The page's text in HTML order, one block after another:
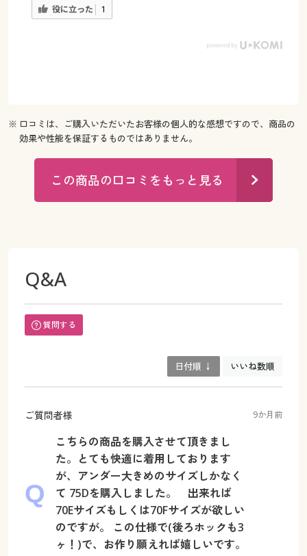
役に立った 1
※ 口コミは、ご購入いただいたお客様の個人的な感想ですので、商品の
効果や性能を保証するものではありません。
この商品の口コミをもっと見る
Q&A
質問する
日付順 ↓ いいね数順
ご質問者様 9か月前
こちらの商品を購入させて頂きまし
た。とても快適に着用しております
が、アンダー大きめのサイズしかなく
て 75Dを購入しました。 出来れば
70Eサイズもしくは70Fサイズが欲しい
のですが。 この仕様で(後ろホックも3
ヶ！)で、お作り願えれば嬉しいです。